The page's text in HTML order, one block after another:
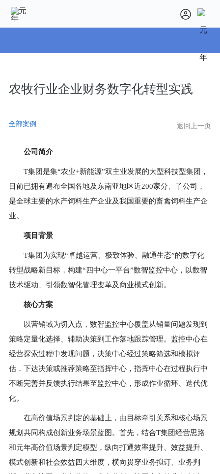
农牧行业企业财务数字化转型实践
全部案例 返回上一页
公司简介
T集团是集“农业+新能源”双主业发展的大型科技型集团，
目前已拥有遍布全国各地及东南亚地区近200家分、子公司，
是全球主要的水产饲料生产企业及我国重要的畜禽饲料生产企
业。
项目背景
T集团为实现“卓越运营、极致体验、融通生态”的数字化
转型战略新目标，构建“四中心一平台”数智监控中心，以数智
技术驱动、引领数智化管理变革及商业模式创新。
核心方案
以营销域为切入点，数智监控中心覆盖从销量问题发现到
策略定量化选择、辅助决策到工作落地跟踪管理。监控中心在
经营探索过程中发现问题，决策中心经过策略筛选和模拟评
估，下达决策或推荐策略至指挥中心，指挥中心在过程执行中
不断完善并反馈执行结果至监控中心，形成作业循环、迭代优
化。
在高价值场景判定的基础上，由目标牵引关系和核心场景
规划共同构成创新业务场景蓝图。首先，结合T集团经营思路
和元年高价值场景判定模型，纵向打通效率提升、效益提升、
模式创新和社会效益四大维度，横向贯穿业务拟订、业务判